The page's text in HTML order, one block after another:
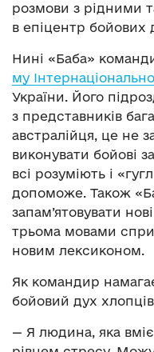
розмови з рідними
в епіцентр бойових
Нині «Баба»
му
України. Його
з представників
австралійця, це не
виконувати бойові
всі розуміють і
допоможе. Також
запам’ятовувати
трьома мовами
новим лексиконом.
Як командир
бойовий дух
— Я людина, яка